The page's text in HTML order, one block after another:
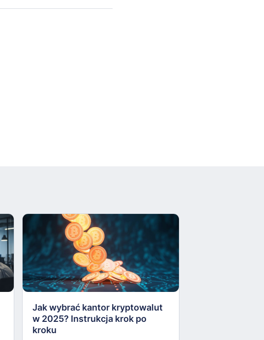
Jak wybrać kantor kryptowalut
w 2025? Instrukcja krok po
kroku